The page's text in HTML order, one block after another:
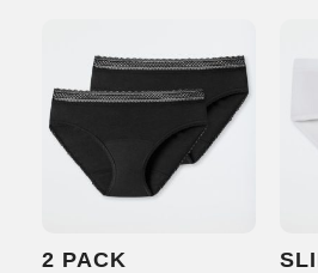
NIEUWS
2 PACK